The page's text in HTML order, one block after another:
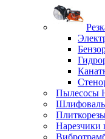
Пылесосы
Нарезчики